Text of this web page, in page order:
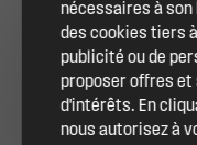
nécessaires à
des cookies tiers
publicité ou de
proposer offres et
d'intérêts. En
nous autorisez à